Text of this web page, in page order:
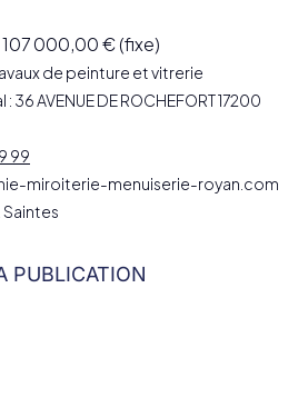
000,00 € (fixe)
de peinture et vitrerie
AVENUE DE ROCHEFORT 17200
99
miroiterie-menuiserie-royan.com
Saintes
PUBLICATION